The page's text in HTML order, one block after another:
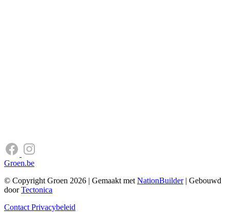
Groen.be
© Copyright Groen 2026 | Gemaakt met NationBuilder| Gebouwd
doorTectonica
Contact Privacybeleid